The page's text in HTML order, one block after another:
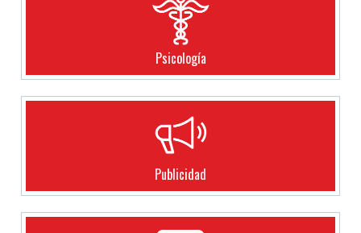
Psicología
Publicidad